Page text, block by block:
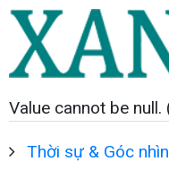
Value cannot be
Thời sự & Góc nhìn